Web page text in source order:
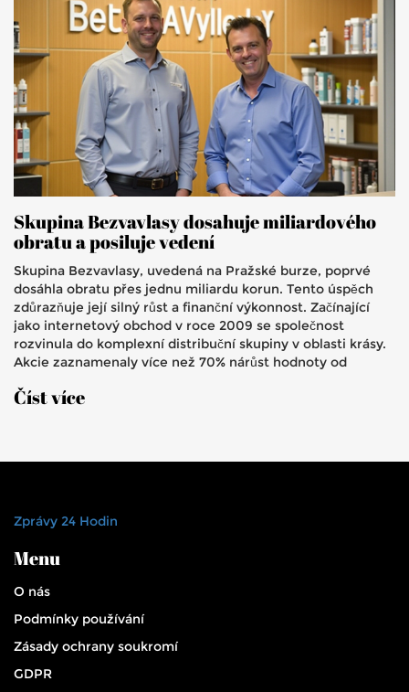
Skupina Bezvavlasy dosahuje miliardového
obratu a posiluje vedení
Skupina Bezvavlasy, uvedená na Pražské burze, poprvé
dosáhla obratu přes jednu miliardu korun. Tento úspěch
zdůrazňuje její silný růst a finanční výkonnost. Začínající
jako internetový obchod v roce 2009 se společnost
rozvinula do komplexní distribuční skupiny v oblasti krásy.
Akcie zaznamenaly více než 70% nárůst hodnoty od
Číst více
Zprávy 24 Hodin
Menu
O nás
Podmínky používání
Zásady ochrany soukromí
GDPR